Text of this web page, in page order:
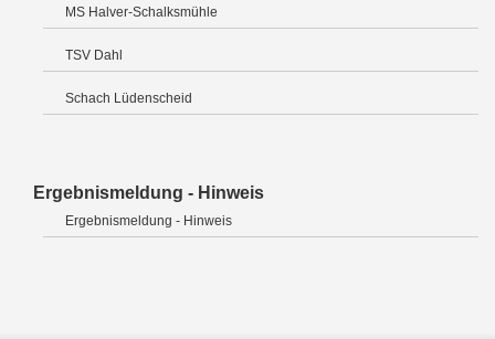
MS Halver-Schalksmühle
TSV Dahl
Schach Lüdenscheid
Ergebnismeldung - Hinweis
Ergebnismeldung - Hinweis